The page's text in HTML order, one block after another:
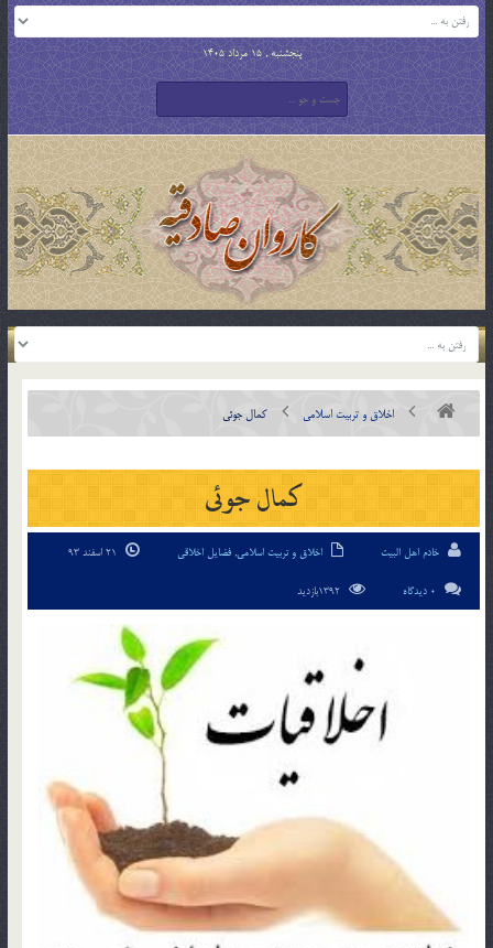
پنجشنبه , 15 مرداد 1405
اخلاق و تربیت اسلامی کمال جوئی
کمال جوئی
خادم اهل البیت اخلاق و تربیت اسلامی, فضایل اخلاقی
0 دیدگاه